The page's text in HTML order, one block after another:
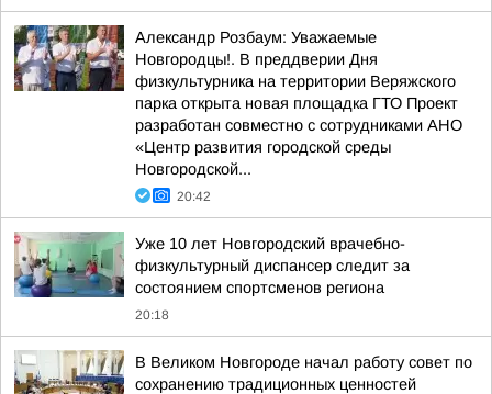
Александр Розбаум: Уважаемые
Новгородцы!. В преддверии Дня
физкультурника на территории Веряжского
парка открыта новая площадка ГТО Проект
разработан совместно с сотрудниками АНО
«Центр развития городской среды
Новгородской...
20:42
Уже 10 лет Новгородский врачебно-
физкультурный диспансер следит за
состоянием спортсменов региона
20:18
В Великом Новгороде начал работу совет по
сохранению традиционных ценностей